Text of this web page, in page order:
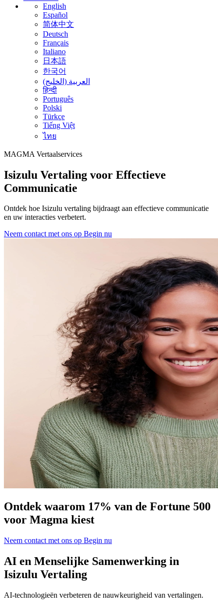
English
Español
简体中文
Deutsch
Français
Italiano
日本語
한국어
العربية (الخليج)
हिन्दी
Português
Polski
Türkçe
Tiếng Việt
ไทย
MAGMA Vertaalservices
Isizulu Vertaling voor Effectieve
Communicatie
Ontdek hoe Isizulu vertaling bijdraagt aan effectieve communicatie
en uw interacties verbetert.
Neem contact met ons op Begin nu
Ontdek waarom 17% van de Fortune 500
voor Magma kiest
Neem contact met ons op Begin nu
AI en Menselijke Samenwerking in
Isizulu Vertaling
AI-technologieën verbeteren de nauwkeurigheid van vertalingen.